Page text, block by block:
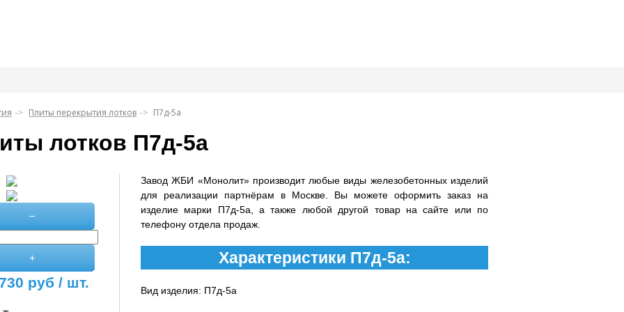
Плиты перекрытия лотков П7д-5а
лотков П7д-5а
−
+
730 руб / шт.
Завод ЖБИ «Монолит» производит любые виды железобетонных изделий
для реализации партнёрам в Москве. Вы можете оформить заказ на
изделие марки П7д-5а, а также любой другой товар на сайте или по
телефону отдела продаж.
Характеристики П7д-5а:
Вид изделия: П7д-5а